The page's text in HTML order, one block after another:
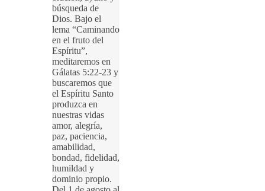
búsqueda de
Dios. Bajo el
lema “Caminando
en el fruto del
Espíritu”,
meditaremos en
Gálatas 5:22-23 y
buscaremos que
el Espíritu Santo
produzca en
nuestras vidas
amor, alegría,
paz, paciencia,
amabilidad,
bondad, fidelidad,
humildad y
dominio propio.